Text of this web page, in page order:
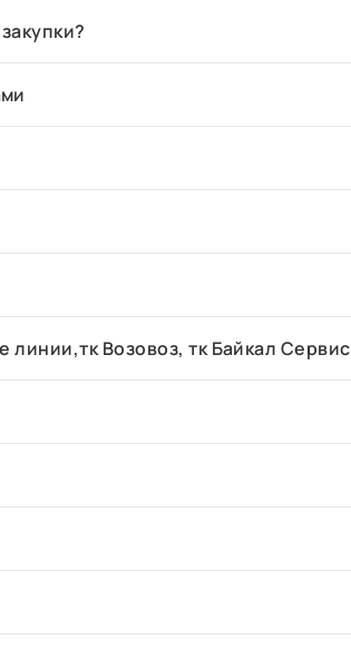
линии,тк Возовоз, тк Байкал Сервис